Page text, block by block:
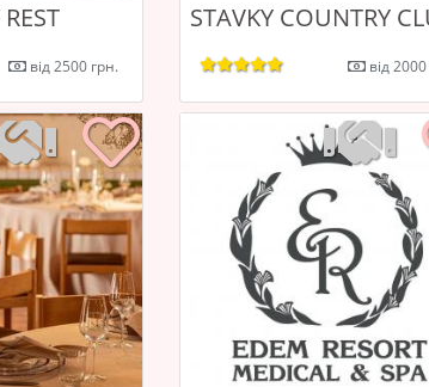
від 2500 грн.
STAVKY COUNTRY
від